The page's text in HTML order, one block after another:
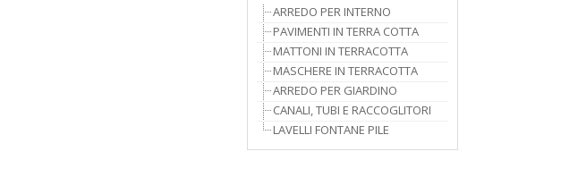
ARREDO PER INTERNO
PAVIMENTI IN TERRA COTTA
MATTONI IN TERRACOTTA
MASCHERE IN TERRACOTTA
ARREDO PER GIARDINO
CANALI, TUBI E RACCOGLITORI
LAVELLI FONTANE PILE